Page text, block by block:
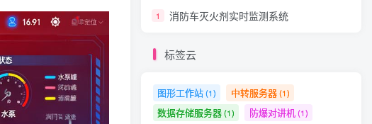
1 消防车灭火剂实时监测系统
标签云
图形工作站(1) 中转服务器(1)
数据存储服务器(1) 防爆对讲机(1)